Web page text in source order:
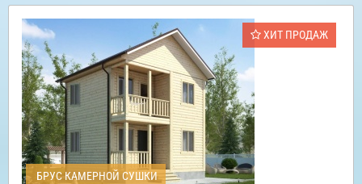
ХИТ ПРОДАЖ
БРУС КАМЕРНОЙ СУШКИ